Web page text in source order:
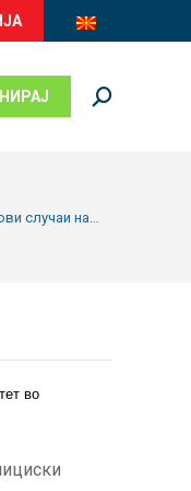
Search:
случаи на…
во